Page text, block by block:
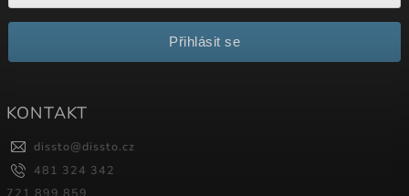
Přihlásit se
KONTAKT
dissto@dissto.cz
481 324 342
721 899 859